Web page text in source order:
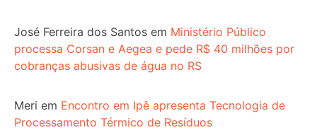
José Ferreira dos Santos em Ministério Público
processa Corsan e Aegea e pede R$ 40 milhões por
cobranças abusivas de água no RS
Meri em Encontro em Ipê apresenta Tecnologia de
Processamento Térmico de Resíduos